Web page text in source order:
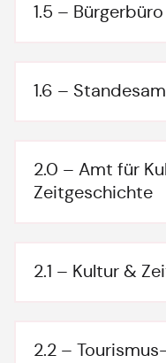
1.5 – Bürgerbüro
1.6 –
2.0 – Amt für
Zeitgeschichte
2.1 – Kultur &
2.2 –